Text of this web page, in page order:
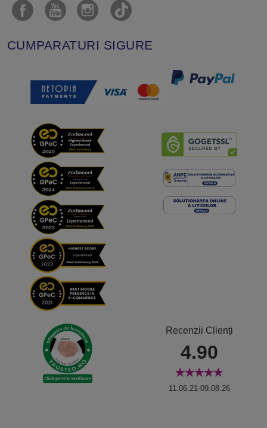
CUMPARATURI SIGURE
Recenzii Clienți
4.90
11.06.21-09.08.26